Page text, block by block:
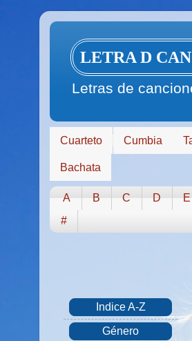
LETRA D
Letras de
Cuarteto Cumbia
Bachata
A B C D E
#
Indice A-Z
Género